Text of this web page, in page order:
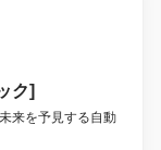
ク]
来を予見する自動